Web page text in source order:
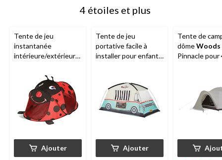
4 étoiles et plus
Tente de jeu
instantanée
intérieure/extérieure
pare-soleil de plage
avec facteur de
protection solaire 40,
choix varié
Ajouter
Tente de jeu
portative facile à
installer pour enfants
2 personnes
Ajouter
Tente de
dômeWoods
Pinnacle pour
vestibule,
et sac de